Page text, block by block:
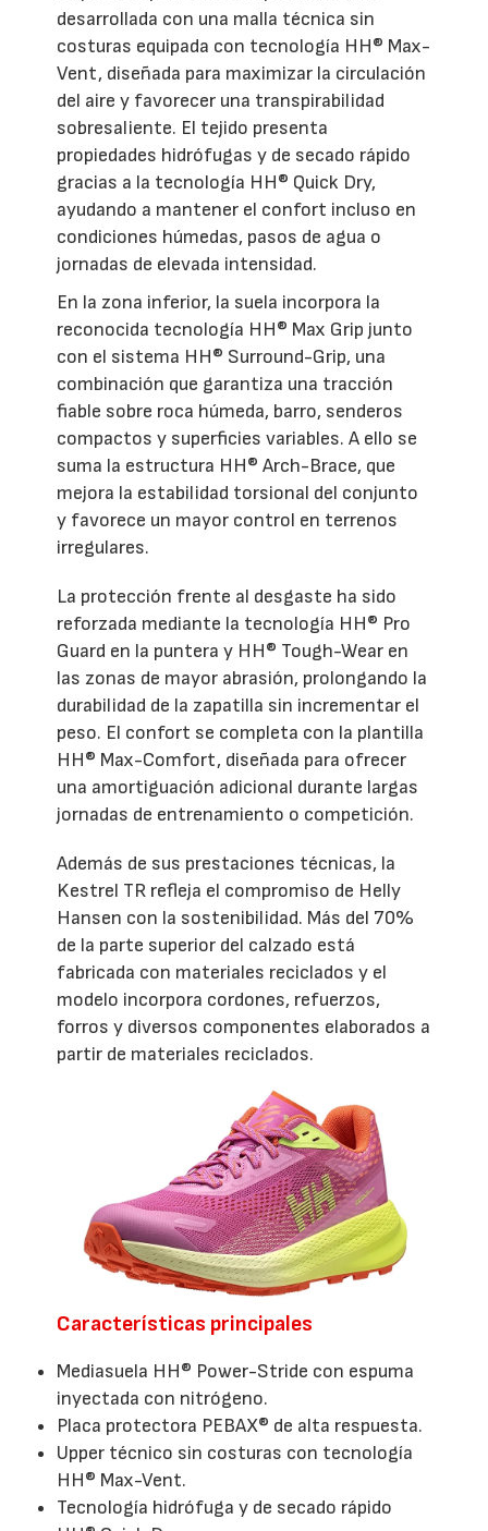
desarrollada con una malla técnica sin
costuras equipada con tecnología HH® Max-
Vent, diseñada para maximizar la circulación
del aire y favorecer una transpirabilidad
sobresaliente. El tejido presenta
propiedades hidrófugas y de secado rápido
gracias a la tecnología HH® Quick Dry,
ayudando a mantener el confort incluso en
condiciones húmedas, pasos de agua o
jornadas de elevada intensidad.
En la zona inferior, la suela incorpora la
reconocida tecnología HH® Max Grip junto
con el sistema HH® Surround-Grip, una
combinación que garantiza una tracción
fiable sobre roca húmeda, barro, senderos
compactos y superficies variables. A ello se
suma la estructura HH® Arch-Brace, que
mejora la estabilidad torsional del conjunto
y favorece un mayor control en terrenos
irregulares.
La protección frente al desgaste ha sido
reforzada mediante la tecnología HH® Pro
Guard en la puntera y HH® Tough-Wear en
las zonas de mayor abrasión, prolongando la
durabilidad de la zapatilla sin incrementar el
peso. El confort se completa con la plantilla
HH® Max-Comfort, diseñada para ofrecer
una amortiguación adicional durante largas
jornadas de entrenamiento o competición.
Además de sus prestaciones técnicas, la
Kestrel TR refleja el compromiso de Helly
Hansen con la sostenibilidad. Más del 70%
de la parte superior del calzado está
fabricada con materiales reciclados y el
modelo incorpora cordones, refuerzos,
forros y diversos componentes elaborados a
partir de materiales reciclados.
Características principales
Mediasuela HH® Power-Stride con espuma
inyectada con nitrógeno.
Placa protectora PEBAX® de alta respuesta.
Upper técnico sin costuras con tecnología
HH® Max-Vent.
Tecnología hidrófuga y de secado rápido